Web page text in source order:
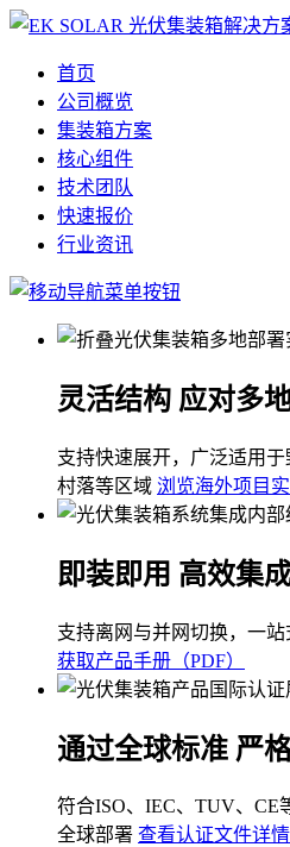
首页
公司概览
集装箱方案
核心组件
技术团队
快速报价
行业资讯
灵活结构 应对多
支持快速展开，广泛适用
村落等区域 浏览海外项目
即装即用 高效集
支持离网与并网切换，一
获取产品手册（PDF）
通过全球标准 严
符合ISO、IEC、TUV、CE
全球部署 查看认证文件详